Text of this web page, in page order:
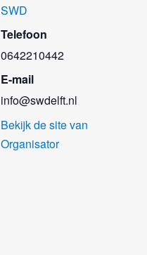
SWD
Telefoon
0642210442
E-mail
info@swdelft.nl
Bekijk de site van
Organisator